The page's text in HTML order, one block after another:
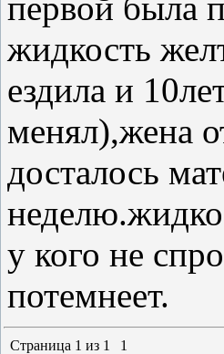
жидкость
ездила и
менял),жена
досталось
у кого не
потемнеет.
Страница 1 из 1 1